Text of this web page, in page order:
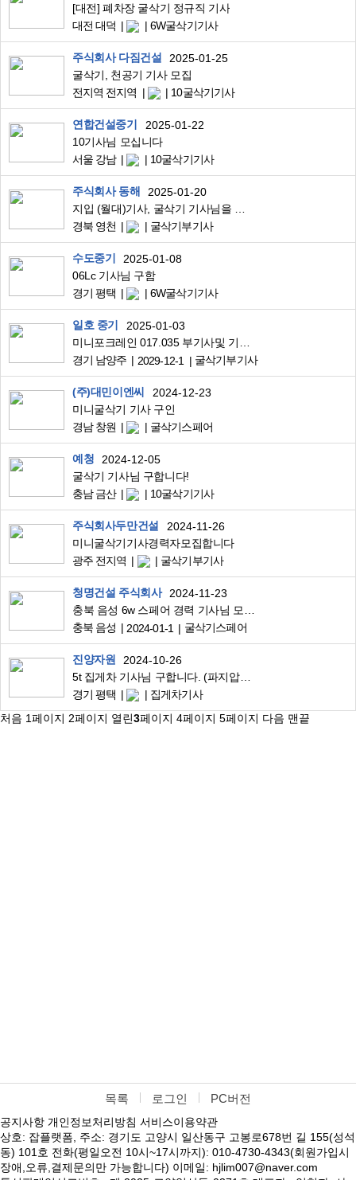
[대전] 폐차장 굴삭기 정규직 기사
대전 대덕
6W굴삭기기사
주식회사 다짐건설
2025-01-25
굴삭기, 천공기 기사 모집
전지역 전지역
10굴삭기기사
연합건설중기
2025-01-22
10기사님 모십니다
서울 강남
10굴삭기기사
주식회사 동해
2025-01-20
경북 영천
굴삭기부기사
수도중기
2025-01-08
06Lc 기사님 구함
경기 평택
6W굴삭기기사
일호 중기
2025-01-03
경기 남양주
2029-12-1 굴삭기부기사
(주)대민이엔씨
2024-12-23
미니굴삭기 기사 구인
경남 창원
굴삭기스페어
예청
2024-12-05
굴삭기 기사님 구합니다!
충남 금산
10굴삭기기사
주식회사두만건설
2024-11-26
미니굴삭기기사경력자모집합니다
광주 전지역
굴삭기부기사
청명건설 주식회사
2024-11-23
충북 음성
2024-01-1 굴삭기스페어
진양자원
2024-10-26
5t 집게차 기사님 구합니다. (파지압축장)
경기 평택
집게차기사
처음 1페이지 2페이지 열린3페이지 4페이지 5페이지 다음 맨끝
목록 로그인 PC버전
공지사항 개인정보처리방침 서비스이용약관
상호: 잡플랫폼, 주소: 경기도 고양시 일산동구 고봉로678번 길 155(성석
동) 101호 전화(평일오전 10시~17시까지): 010-4730-4343(회원가입시
장애,오류,결제문의만 가능합니다) 이메일: hjlim007@naver.com